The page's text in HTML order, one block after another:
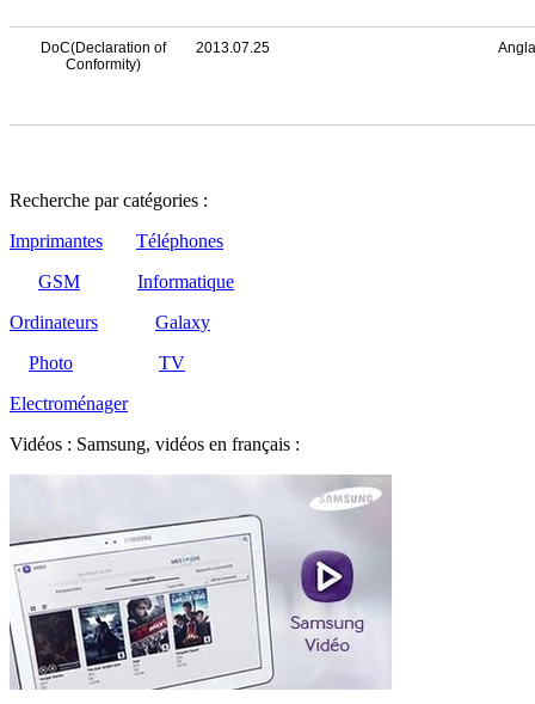
DoC(Declaration of
Conformity)
2013.07.25
Recherche par catégories :
Imprimantes
Téléphones
GSM
Informatique
Ordinateurs
Galaxy
Photo
TV
Electroménager
Vidéos : Samsung, vidéos en français :